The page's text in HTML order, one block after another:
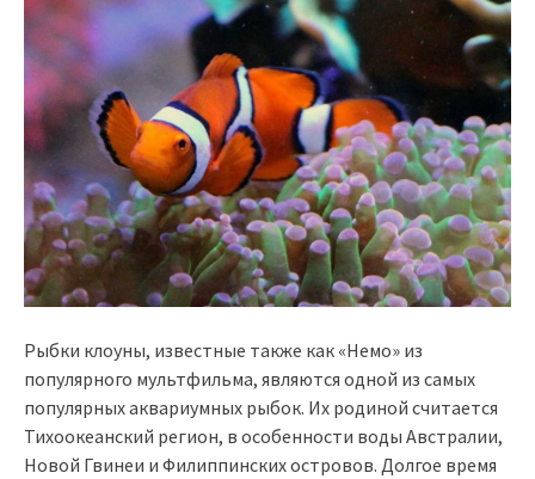
Рыбки клоуны, известные также как «Немо» из
популярного мультфильма, являются одной из самых
популярных аквариумных рыбок. Их родиной считается
Тихоокеанский регион, в особенности воды Австралии,
Новой Гвинеи и Филиппинских островов. Долгое время